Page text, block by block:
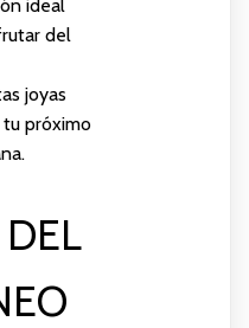
ideal
del
joyas
próximo